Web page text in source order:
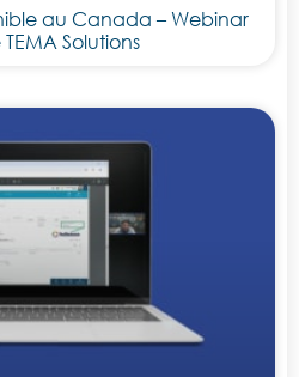
au Canada – Webinar
Solutions